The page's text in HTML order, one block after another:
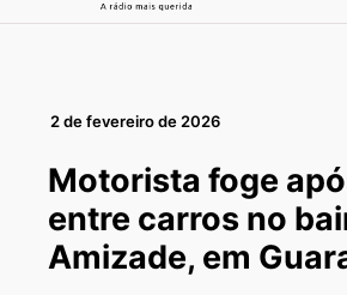
2 de fevereiro de 2026
Motorista foge
entre carros no
Amizade, em